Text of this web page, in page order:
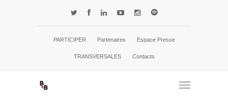
PARTICIPER Partenaires Espace Presse
TRANSVERSALES Contacts